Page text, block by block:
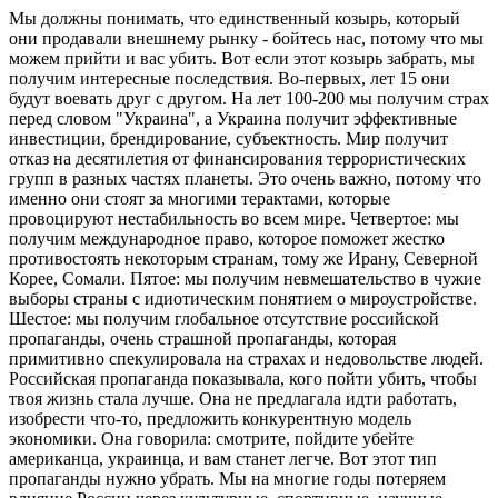
Мы должны понимать, что единственный козырь, который
они продавали внешнему рынку - бойтесь нас, потому что мы
можем прийти и вас убить. Вот если этот козырь забрать, мы
получим интересные последствия. Во-первых, лет 15 они
будут воевать друг с другом. На лет 100-200 мы получим страх
перед словом "Украина", а Украина получит эффективные
инвестиции, брендирование, субъектность. Мир получит
отказ на десятилетия от финансирования террористических
групп в разных частях планеты. Это очень важно, потому что
именно они стоят за многими терактами, которые
провоцируют нестабильность во всем мире. Четвертое: мы
получим международное право, которое поможет жестко
противостоять некоторым странам, тому же Ирану, Северной
Корее, Сомали. Пятое: мы получим невмешательство в чужие
выборы страны с идиотическим понятием о мироустройстве.
Шестое: мы получим глобальное отсутствие российской
пропаганды, очень страшной пропаганды, которая
примитивно спекулировала на страхах и недовольстве людей.
Российская пропаганда показывала, кого пойти убить, чтобы
твоя жизнь стала лучше. Она не предлагала идти работать,
изобрести что-то, предложить конкурентную модель
экономики. Она говорила: смотрите, пойдите убейте
американца, украинца, и вам станет легче. Вот этот тип
пропаганды нужно убрать. Мы на многие годы потеряем